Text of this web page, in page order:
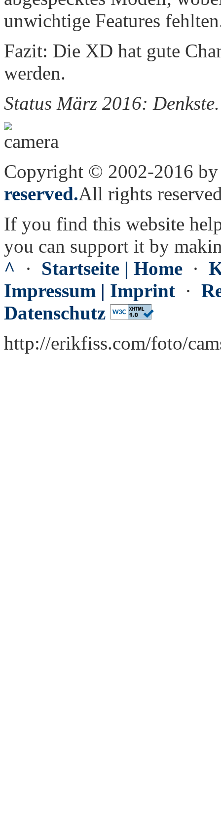
unwichtige Features
Fazit: Die XD hat gute
werden.
Status März 2016:
Copyright © 2002-2016
reserved.All rights
If you find this website
you can support it by
^ · Startseite | Home ·
Impressum | Imprint ·
Datenschutz
http://erikfiss.com/foto/